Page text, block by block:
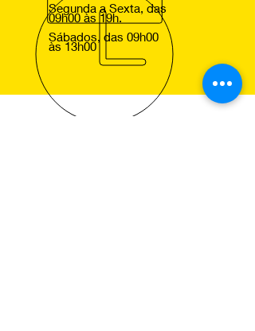
Segunda a Sexta, das
09h00 às 19h.
Sábados, das 09h00
às 13h00